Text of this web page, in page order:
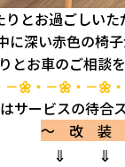
とお過ごしい
に深い赤色の椅
とお車のご相談
🌼・－🌼・－🌼
サービスの待
～ 改 装
⇓ ⇓